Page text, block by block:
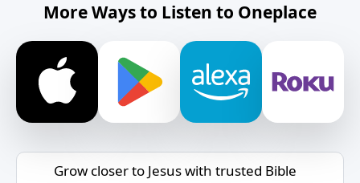
More Ways to Listen to Oneplace
Grow closer to Jesus with trusted Bible